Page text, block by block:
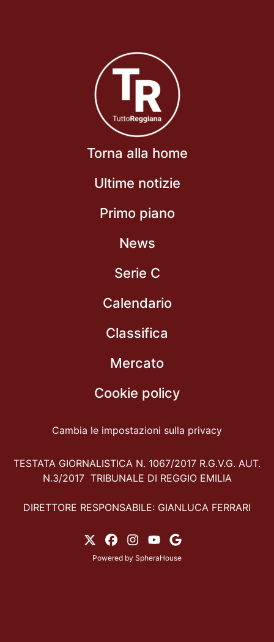
Torna alla home
Ultime notizie
Primo piano
News
Serie C
Calendario
Classifica
Mercato
Cookie policy
Cambia le impostazioni sulla privacy
TESTATA GIORNALISTICA N. 1067/2017 R.G.V.G. AUT.
N.3/2017 TRIBUNALE DI REGGIO EMILIA
DIRETTORE RESPONSABILE: GIANLUCA FERRARI
Powered by SpheraHouse